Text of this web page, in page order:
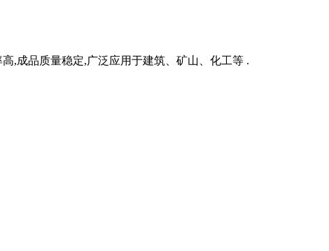
,成品质量稳定,广泛应用于建筑、矿山、化工等 .